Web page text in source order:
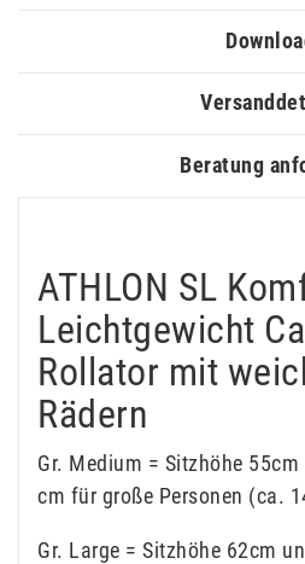
Beratung
ATHLON SL
Leichtgewicht
Rollator mit
Rädern
Gr. Medium = Sitzhöhe
cm für große Personen (ca.
Gr. Large = Sitzhöhe 62cm